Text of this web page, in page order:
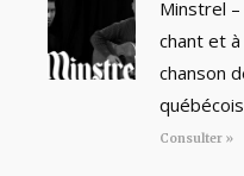
Minstrel
chant et à
chanson
québécois
Consulter »